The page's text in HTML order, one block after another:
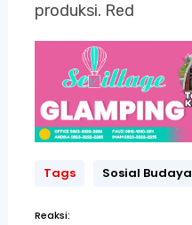
produksi. Red
Tags Sosial Budaya
Reaksi: